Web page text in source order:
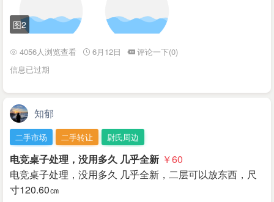
图2
4056人浏览查看 6月12日
评论一下(0)
信息已过期
知郁
二手市场 二手转让 尉氏周边
电竞桌子处理，没用多久 几乎全新 ￥60
电竞桌子处理，没用多久 几乎全新，二层可以放东西，尺
寸120.60㎝